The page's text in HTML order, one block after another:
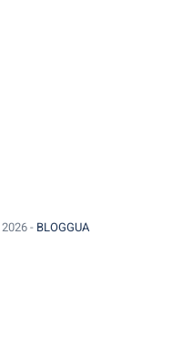
2026 - BLOGGUA